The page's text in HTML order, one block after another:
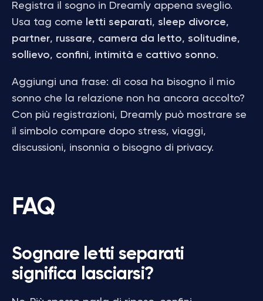
Registra il sogno in Dreamly appena sveglio.
Usa tag come
letti separati, sleep divorce,
partner, russare, camera da letto, solitudine,
sollievo, confini, intimità e cattivo sonno.
Aggiungi una frase: di cosa ha bisogno il mio
sonno che la relazione non ha ancora accolto?
Con più registrazioni, Dreamly può mostrare se
il simbolo compare dopo stress, viaggi,
discussioni, insonnia o bisogno di privacy.
FAQ
Sognare letti separati
significa lasciarsi?